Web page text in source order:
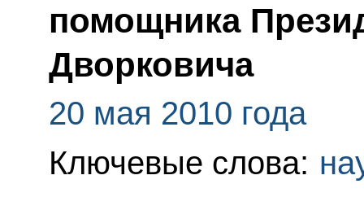
помощника
Дворковича
20 мая 2010 года
Ключевые слова: